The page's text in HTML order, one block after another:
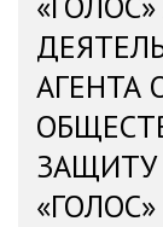
АГЕНТА
ЗАЩИТУ
«ГОЛОС»